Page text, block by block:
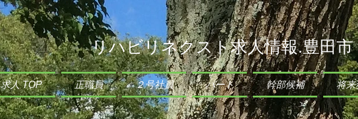
リハビリネクスト求人情報.豊田市
求人 TOP 正職員 ２号社員 パート 幹部候補 将来